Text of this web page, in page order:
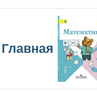
Главная